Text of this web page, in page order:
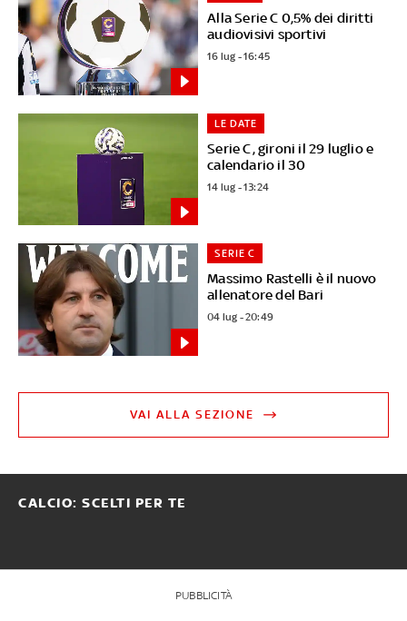
Alla Serie C 0,5% dei diritti
audiovisivi sportivi
16 lug - 16:45
Serie C, gironi il 29 luglio e
calendario il 30
LE DATE
14 lug - 13:24
Massimo Rastelli è il nuovo
allenatore del Bari
SERIE C
04 lug - 20:49
VAI ALLA SEZIONE
CALCIO: SCELTI PER TE
PUBBLICITÀ